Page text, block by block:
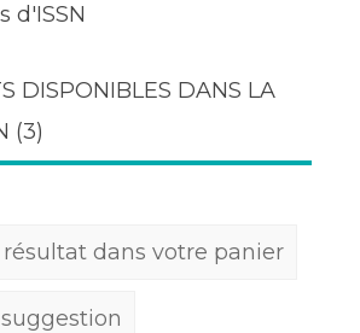
d'ISSN
DISPONIBLES DANS LA
(3)
dans votre panier